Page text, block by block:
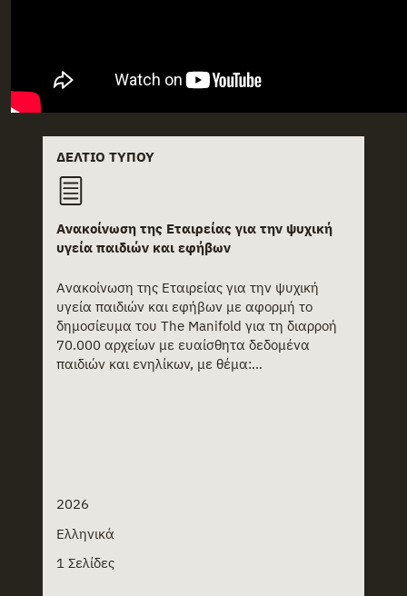
ΔΕΛΤΊΟ ΤΎΠΟΥ
Ανακοίνωση της Εταιρείας για την ψυχική
υγεία παιδιών και εφήβων
Ανακοίνωση της Εταιρείας για την ψυχική
υγεία παιδιών και εφήβων με αφορμή το
δημοσίευμα του The Manifold για τη διαρροή
70.000 αρχείων με ευαίσθητα δεδομένα
παιδιών και ενηλίκων, με θέμα:...
2026
Ελληνικά
1 Σελίδες